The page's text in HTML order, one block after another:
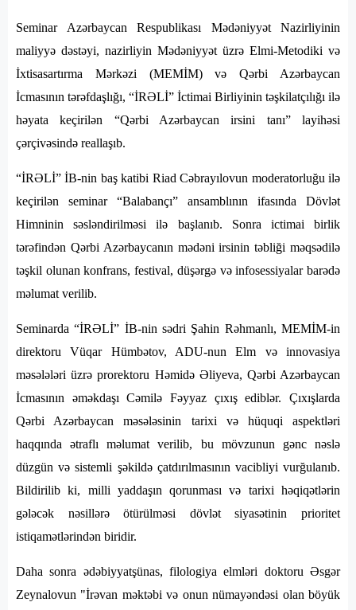
Seminar Azərbaycan Respublikası Mədəniyyət Nazirliyinin
maliyyə dəstəyi, nazirliyin Mədəniyyət üzrə Elmi-Metodiki və
İxtisasartırma Mərkəzi (MEMİM) və Qərbi Azərbaycan
İcmasının tərəfdaşlığı, “İRƏLİ” İctimai Birliyinin təşkilatçılığı ilə
həyata keçirilən “Qərbi Azərbaycan irsini tanı” layihəsi
çərçivəsində reallaşıb.
“İRƏLİ” İB-nin baş katibi Riad Cəbrayılovun moderatorluğu ilə
keçirilən seminar “Balabançı” ansamblının ifasında Dövlət
Himninin səsləndirilməsi ilə başlanıb. Sonra ictimai birlik
tərəfindən Qərbi Azərbaycanın mədəni irsinin təbliği məqsədilə
təşkil olunan konfrans, festival, düşərgə və infosessiyalar barədə
məlumat verilib.
Seminarda “İRƏLİ” İB-nin sədri Şahin Rəhmanlı, MEMİM-in
direktoru Vüqar Hümbətov, ADU-nun Elm və innovasiya
məsələləri üzrə prorektoru Həmidə Əliyeva, Qərbi Azərbaycan
İcmasının əməkdaşı Cəmilə Fəyyaz çıxış ediblər. Çıxışlarda
Qərbi Azərbaycan məsələsinin tarixi və hüquqi aspektləri
haqqında ətraflı məlumat verilib, bu mövzunun gənc nəslə
düzgün və sistemli şəkildə çatdırılmasının vacibliyi vurğulanıb.
Bildirilib ki, milli yaddaşın qorunması və tarixi həqiqətlərin
gələcək nəsillərə ötürülməsi dövlət siyasətinin prioritet
istiqamətlərindən biridir.
Daha sonra ədəbiyyatşünas, filologiya elmləri doktoru Əsgər
Zeynalovun "İrəvan məktəbi və onun nümayəndəsi olan böyük